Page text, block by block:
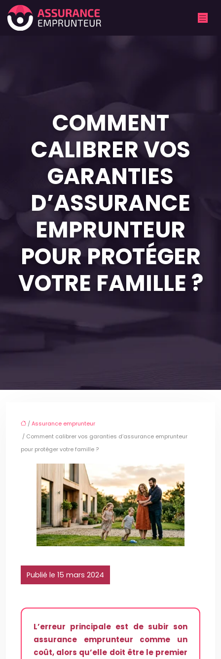
COMMENT
CALIBRER VOS
GARANTIES
D’ASSURANCE
EMPRUNTEUR
POUR PROTÉGER
VOTRE FAMILLE ?
/Assurance emprunteur
/ Comment calibrer vos garanties d’assurance emprunteur
pour protéger votre famille ?
Publié le 15 mars 2024
L’erreur principale est de subir son
assurance emprunteur comme un
coût, alors qu’elle doit être le premier